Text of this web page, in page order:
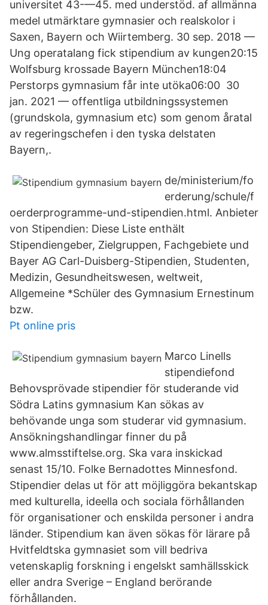
universitet 43-—45. med understöd. af allmänna
medel utmärktare gymnasier och realskolor i
Saxen, Bayern och Wiirtemberg. 30 sep. 2018 —
Ung operatalang fick stipendium av kungen20:15
Wolfsburg krossade Bayern München18:04
Perstorps gymnasium får inte utöka06:00 30
jan. 2021 — offentliga utbildningssystemen
(grundskola, gymnasium etc) som genom åratal
av regeringschefen i den tyska delstaten
Bayern,.
de/ministerium/fo
erderung/schule/f
oerderprogramme-und-stipendien.html. Anbieter
von Stipendien: Diese Liste enthält
Stipendiengeber, Zielgruppen, Fachgebiete und
Bayer AG Carl-Duisberg-Stipendien, Studenten,
Medizin, Gesundheitswesen, weltweit,
Allgemeine *Schüler des Gymnasium Ernestinum
bzw.
Pt online pris
Marco Linells
stipendiefond
Behovsprövade stipendier för studerande vid
Södra Latins gymnasium Kan sökas av
behövande unga som studerar vid gymnasium.
Ansökningshandlingar finner du på
www.almsstiftelse.org. Ska vara inskickad
senast 15/10. Folke Bernadottes Minnesfond.
Stipendier delas ut för att möjliggöra bekantskap
med kulturella, ideella och sociala förhållanden
för organisationer och enskilda personer i andra
länder. Stipendium kan även sökas för lärare på
Hvitfeldtska gymnasiet som vill bedriva
vetenskaplig forskning i engelskt samhällsskick
eller andra Sverige – England berörande
förhållanden.